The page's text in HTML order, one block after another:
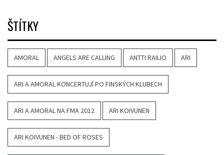
ŠTÍTKY
AMORAL ANGELS ARE CALLING ANTTI RAILIO ARI
ARI A AMORAL KONCERTUJÍ PO FINSKÝCH KLUBECH
ARI A AMORAL NA FMA 2012 ARI KOIVUNEN
ARI KOIVUNEN - BED OF ROSES